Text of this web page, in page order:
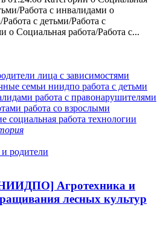
Работа с инвалидами o
с детьми/Работа с
o Социальная работа/Работа с...
лица с зависимостями
семьи ниидпо работа с детьми
работа с правонарушителями
работа со взрослыми
социальная работа технологии
родители
Агротехника и
лесных культур